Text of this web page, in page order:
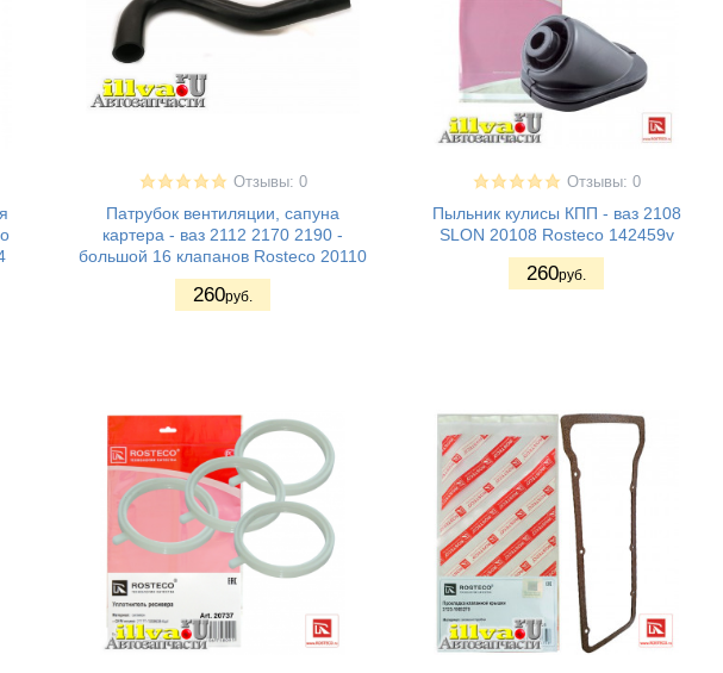
Отзывы: 0
Патрубок вентиляции, сапуна
картера - ваз 2112 2170 2190 -
большой 16 клапанов Rosteco 20110
260руб.
Отзывы: 0
Пыльник кулисы КПП - ваз 2108
SLON 20108 Rosteco 142459v
260руб.